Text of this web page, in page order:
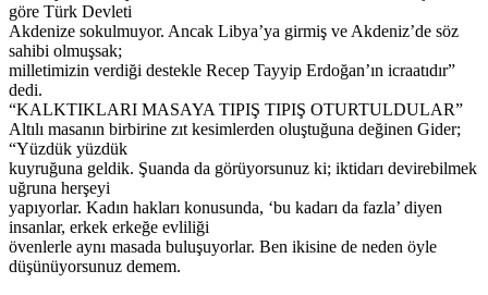
göre Türk Devleti
Akdenize sokulmuyor. Ancak Libya’ya girmiş ve Akdeniz’de söz
sahibi olmuşsak;
milletimizin verdiği destekle Recep Tayyip Erdoğan’ın icraatıdır”
dedi.
“KALKTIKLARI MASAYA TIPIŞ TIPIŞ OTURTULDULAR”
Altılı masanın birbirine zıt kesimlerden oluştuğuna değinen Gider;
“Yüzdük yüzdük
kuyruğuna geldik. Şuanda da görüyorsunuz ki; iktidarı devirebilmek
uğruna herşeyi
yapıyorlar. Kadın hakları konusunda, ‘bu kadarı da fazla’ diyen
insanlar, erkek erkeğe evliliği
övenlerle aynı masada buluşuyorlar. Ben ikisine de neden öyle
düşünüyorsunuz demem.